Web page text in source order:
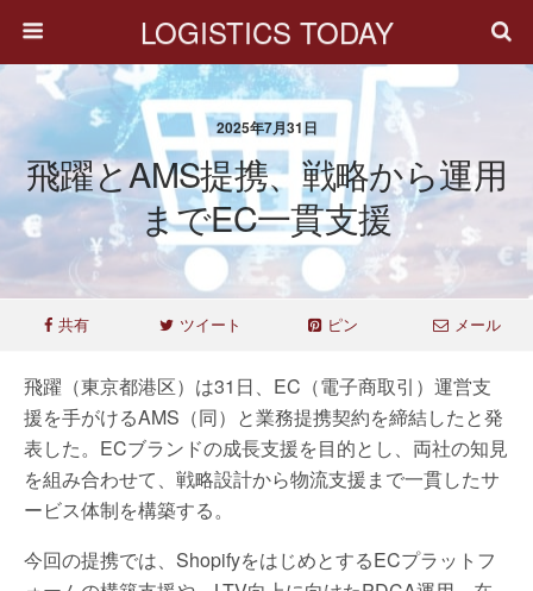
LOGISTICS TODAY
2025年7月31日
飛躍とAMS提携、戦略から運用
までEC一貫支援
共有 ツイート ピン メール
飛躍（東京都港区）は31日、EC（電子商取引）運営支
援を手がけるAMS（同）と業務提携契約を締結したと発
表した。ECブランドの成長支援を目的とし、両社の知見
を組み合わせて、戦略設計から物流支援まで一貫したサ
ービス体制を構築する。
今回の提携では、ShopifyをはじめとするECプラットフ